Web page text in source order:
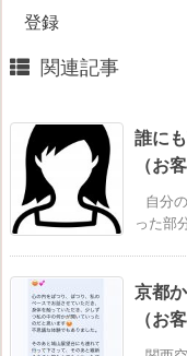
ド
レ
ス 関連記事
誰に
（お
自分
った部
京都
（お